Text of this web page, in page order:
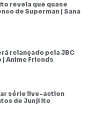
revela que quase
de Superman | Sana
relançado pela JBC
Anime Friends
série live-action
de Junji Ito